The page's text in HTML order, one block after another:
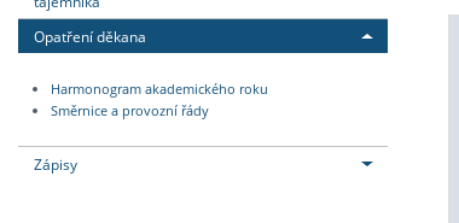
Opatření děkana
Harmonogram akademického roku
Směrnice a provozní řády
Zápisy